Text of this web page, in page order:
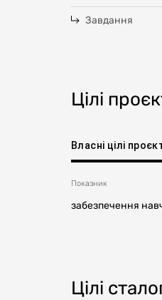
Завдання
Цілі
Власні цілі
Показник
забезпечення
Цілі